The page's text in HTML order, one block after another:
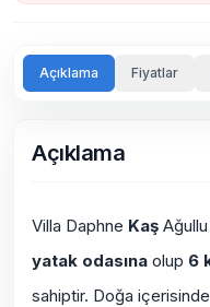
Açıklama Fiyatlar
Açıklama
Villa Daphne Kaş Ağullu
yatak odasına olup 6
sahiptir. Doğa içerisinde